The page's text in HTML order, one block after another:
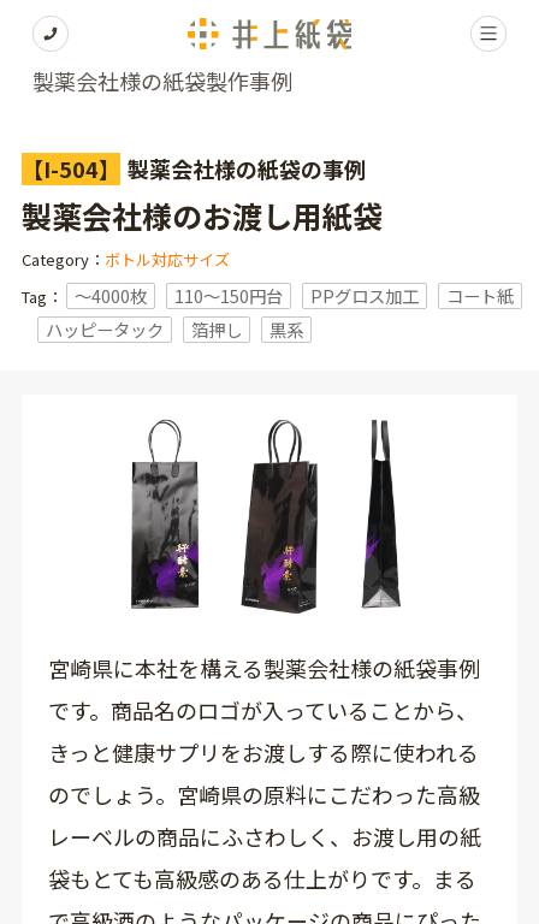
製薬会社様の紙袋製作事例
【I-504】 製薬会社様の紙袋の事例
製薬会社様のお渡し用紙袋
Category： ボトル対応サイズ
Tag：
〜4000枚 110～150円台 PPグロス加工
コート紙
ハッピータック
箔押し 黒系
宮崎県に本社を構える製薬会社様の紙袋事例
です。商品名のロゴが入っていることから、
きっと健康サプリをお渡しする際に使われる
のでしょう。宮崎県の原料にこだわった高級
レーベルの商品にふさわしく、お渡し用の紙
袋もとても高級感のある仕上がりです。まる